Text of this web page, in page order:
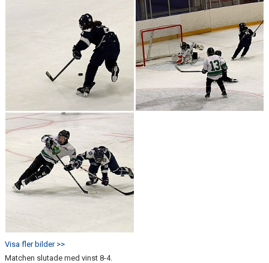
Visa fler bilder >>
Matchen slutade med vinst 8-4.